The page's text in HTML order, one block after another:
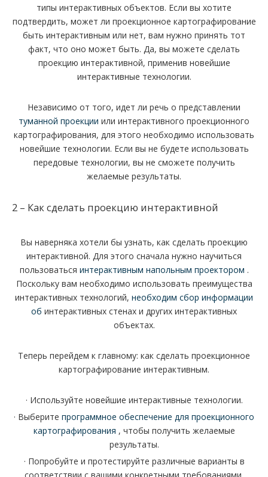
типы интерактивных объектов. Если вы хотите
подтвердить, может ли проекционное картографирование
быть интерактивным или нет, вам нужно принять тот
факт, что оно может быть. Да, вы можете сделать
проекцию интерактивной, применив новейшие
интерактивные технологии.
Независимо от того, идет ли речь о представлении
туманной проекции или интерактивного проекционного
картографирования, для этого необходимо использовать
новейшие технологии. Если вы не будете использовать
передовые технологии, вы не сможете получить
желаемые результаты.
2 – Как сделать проекцию интерактивной
Вы наверняка хотели бы узнать, как сделать проекцию
интерактивной. Для этого сначала нужно научиться
пользоваться интерактивным напольным проектором .
Поскольку вам необходимо использовать преимущества
интерактивных технологий, необходим сбор информации
об интерактивных стенах и других интерактивных
объектах.
Теперь перейдем к главному: как сделать проекционное
картографирование интерактивным.
· Используйте новейшие интерактивные технологии.
· Выберите программное обеспечение для проекционного
картографирования , чтобы получить желаемые
результаты.
· Попробуйте и протестируйте различные варианты в